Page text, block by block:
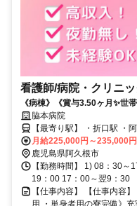
看護師/病院・クリニ
《病棟》《賞与3.50ヶ月✨世
生✨完全週休2日制✨病院での
脇本病院
【最寄り駅】 ・折口駅 ・
月給225,000円～235,000円
鹿児島県阿久根市
【勤務時間】 1) 08：30
19：00 17：00～翌9：30
【仕事内容】 【仕事内容
用 ・単身者用の寮完備》